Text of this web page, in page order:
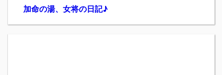
加命の湯、女将の日記♪